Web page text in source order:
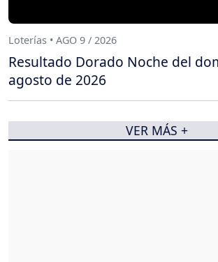
Loterías • AGO 9 / 2026
Resultado Dorado Noche del
agosto de 2026
VER MÁS +